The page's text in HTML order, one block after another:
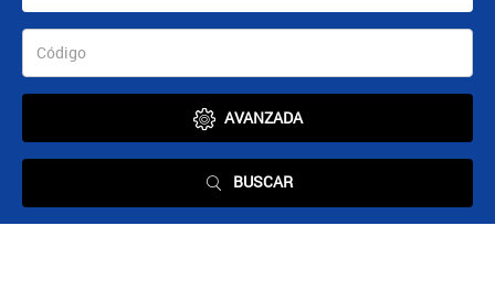
AVANZADA
BUSCAR